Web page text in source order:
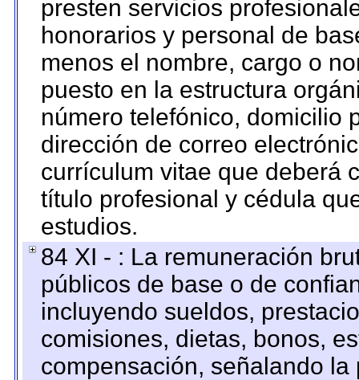
presten servicios
honorarios y personal de
menos el nombre, cargo o
puesto en la estructura
número telefónico, domicilio
dirección de correo
currículum vitae que deberá
título profesional y cédula
estudios.
84 XI - : La remuneración
públicos de base o de
incluyendo sueldos,
comisiones, dietas, bonos,
compensación, señalando